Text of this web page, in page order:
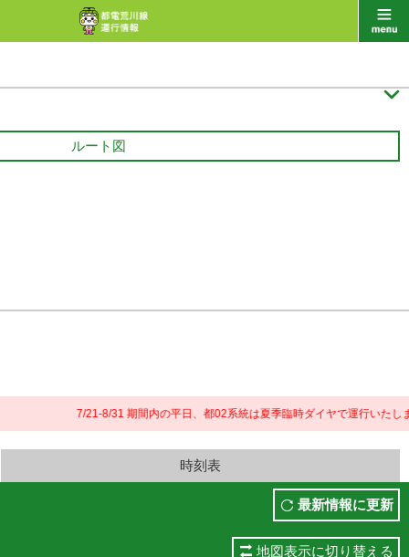

ルート図
7/21-8/31 期間内の平日、都02系統は夏季臨時ダイヤで運行いたします。
時刻表
最新情報に更新
地図表示に切り替える